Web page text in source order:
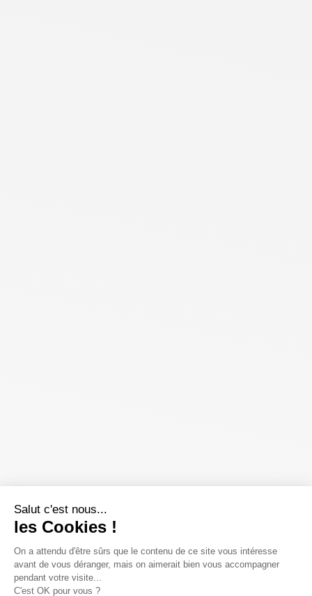
Salut c'est nous...
les Cookies !
On a attendu d'être sûrs que le contenu de ce site vous intéresse
avant de vous déranger, mais on aimerait bien vous accompagner
pendant votre visite...
C'est OK pour vous ?